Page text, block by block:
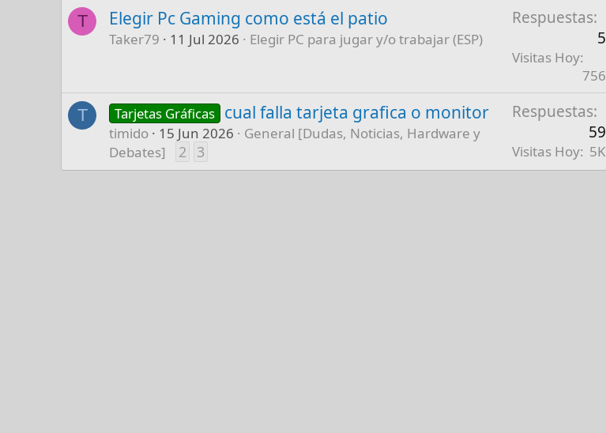
T Elegir Pc Gaming como está el patio
Taker79 11 Jul 2026 Elegir PC para jugar y/o trabajar (ESP)
Respuestas
5
Visitas Hoy
756
T Tarjetas Gráficas cual falla tarjeta grafica o monitor
timido 15 Jun 2026
General [Dudas, Noticias, Hardware y
Debates]
2 3
Respuestas
59
Visitas Hoy 5K